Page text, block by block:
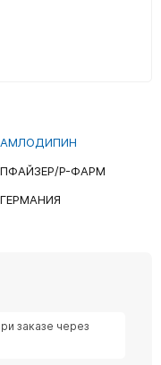
АМЛОДИПИН
ПФАЙЗЕР/Р-ФАРМ
ГЕРМАНИЯ
заказе через